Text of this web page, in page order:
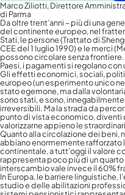
Marco Ziliotti, Direttore
di Parma
Da oltre trent’anni – più di una
del continente europeo, nel
Stati, le persone (Trattato di
CEE del 1 luglio 1990) e le merci
possono circolare senza
Paesi, i pagamenti si regolano con
Gli effetti economici, sociali,
europeo (un esperimento unico
stato egemone, ma dalla
sono stati, e sono,
irreversibili. Ma la strada da
punto di vista economico, diventi
valorizzarne appieno le
Quanto alla circolazione dei beni,
abbiano enormemente rafforzato
continentale, a tutt’oggi il valore
rappresenta poco più di un
interscambio vale invece il 60%
In Europa, le barriere linguistiche,
studio e delle abilitazioni